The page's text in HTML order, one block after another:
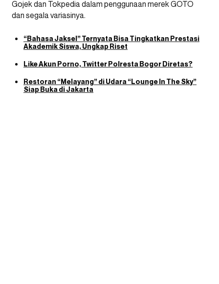
Gojek dan Tokpedia dalam penggunaan merek GOTO
dan segala variasinya.
“Bahasa Jaksel” Ternyata Bisa Tingkatkan Prestasi
Akademik Siswa, Ungkap Riset
Like Akun Porno, Twitter Polresta Bogor Diretas?
Restoran “Melayang” di Udara “Lounge In The Sky”
Siap Buka di Jakarta